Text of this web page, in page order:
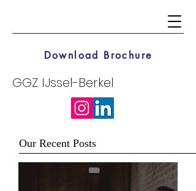
GGZ IJssel-Berkel
Download Brochure
Our Recent Posts